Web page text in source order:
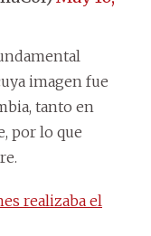
imagen fue
tanto en
por lo que
realizaba el